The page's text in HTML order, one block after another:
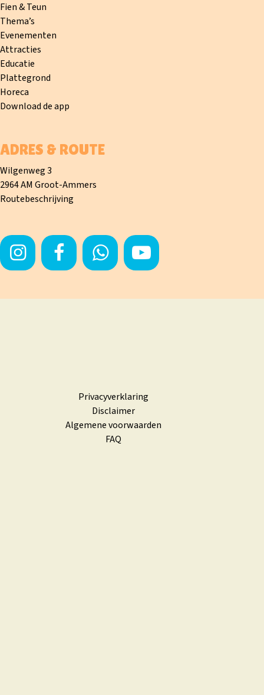
Fien & Teun
Thema’s
Evenementen
Attracties
Educatie
Plattegrond
Horeca
Download de app
ADRES & ROUTE
Wilgenweg 3
2964 AM Groot-Ammers
Routebeschrijving
Privacyverklaring
Disclaimer
Algemene voorwaarden
FAQ